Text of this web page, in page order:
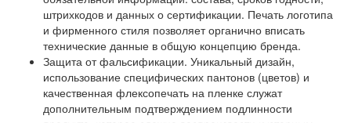
штрихкодов и данных о сертификации. Печать логотипа
и фирменного стиля позволяет органично вписать
технические данные в общую концепцию бренда.
Защита от фальсификации. Уникальный дизайн,
использование специфических пантонов (цветов) и
качественная флексопечать на пленке служат
дополнительным подтверждением подлинности